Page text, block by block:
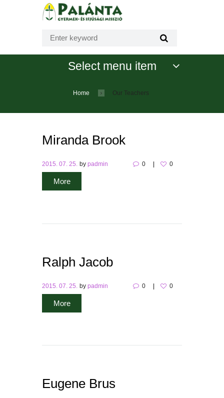
Select menu item
Home Our Teachers
Miranda Brook
2015. 07. 25. bypadmin 0 0
More
Ralph Jacob
2015. 07. 25. bypadmin 0 0
More
Eugene Brus